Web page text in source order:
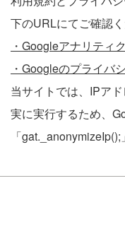
下のURLにてご確認く
・Googleアナリティ
・Googleのプライバ
当サイトでは、IPア
実に実行するため、
「